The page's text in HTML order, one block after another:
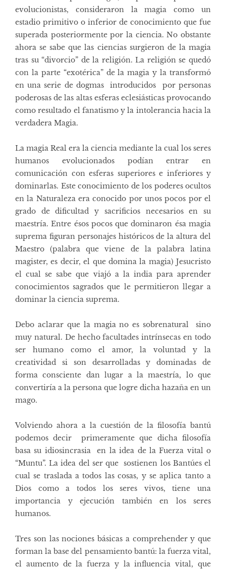
evolucionistas, consideraron la magia como un
estadio primitivo o inferior de conocimiento que fue
superada posteriormente por la ciencia. No obstante
ahora se sabe que las ciencias surgieron de la magia
tras su “divorcio” de la religión. La religión se quedó
con la parte “exotérica” de la magia y la transformó
en una serie de dogmas introducidos por personas
poderosas de las altas esferas eclesiásticas provocando
como resultado el fanatismo y la intolerancia hacia la
verdadera Magia.
La magia Real era la ciencia mediante la cual los seres
humanos evolucionados podían entrar en
comunicación con esferas superiores e inferiores y
dominarlas. Este conocimiento de los poderes ocultos
en la Naturaleza era conocido por unos pocos por el
grado de dificultad y sacrificios necesarios en su
maestría. Entre ésos pocos que dominaron ésa magia
suprema figuran personajes históricos de la altura del
Maestro (palabra que viene de la palabra latina
magister, es decir, el que domina la magia) Jesucristo
el cual se sabe que viajó a la india para aprender
conocimientos sagrados que le permitieron llegar a
dominar la ciencia suprema.
Debo aclarar que la magia no es sobrenatural sino
muy natural. De hecho facultades intrínsecas en todo
ser humano como el amor, la voluntad y la
creatividad si son desarrolladas y dominadas de
forma consciente dan lugar a la maestría, lo que
convertiría a la persona que logre dicha hazaña en un
mago.
Volviendo ahora a la cuestión de la filosofía bantú
podemos decir primeramente que dicha filosofía
basa su idiosincrasia en la idea de la Fuerza vital o
“Muntu”. La idea del ser que sostienen los Bantúes el
cual se traslada a todos las cosas, y se aplica tanto a
Dios como a todos los seres vivos, tiene una
importancia y ejecución también en los seres
humanos.
Tres son las nociones básicas a comprehender y que
forman la base del pensamiento bantú: la fuerza vital,
el aumento de la fuerza y la influencia vital, que